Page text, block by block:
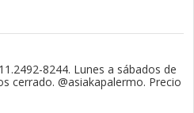
8244. Lunes a sábados de
cerrado. @asiakapalermo. Precio